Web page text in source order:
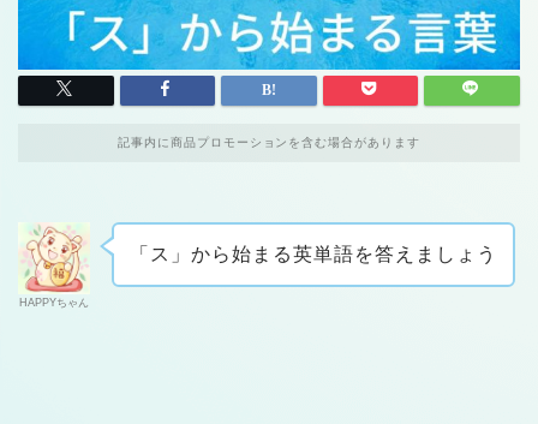
記事内に商品プロモーションを含む場合があります
HAPPYちゃん
「ス」から始まる英単語を答えましょう